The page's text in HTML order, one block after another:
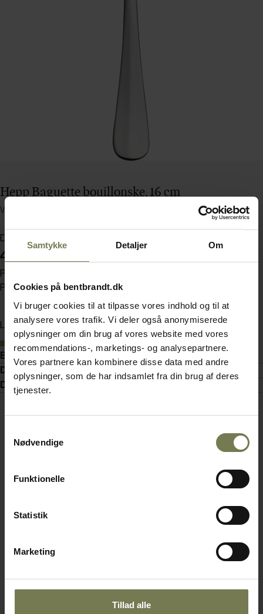
Samtykke Detaljer Om
Cookies på bentbrandt.dk
Vi bruger cookies til at tilpasse vores indhold og til at
analysere vores trafik. Vi deler også anonymiserede
oplysninger om din brug af vores website med vores
recommendations-, marketings- og analysepartnere.
Vores partnere kan kombinere disse data med andre
oplysninger, som de har indsamlet fra din brug af deres
tjenester.
Nødvendige
Funktionelle
Statistik
Marketing
Tillad alle
Hepp Baguette bouillonske, 16 cm
Varenummer: 25852016
Din pris (ekskl. moms)
46,00 kr./stk.
Pakker af 12 stk.
Pris pr. pakke 552,00 kr. (ekskl. moms)
Læg i kurv
Beskrivelse
Detaljer
Dokumenter